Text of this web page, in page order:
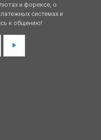
и форексе, о
системах и
к общению!